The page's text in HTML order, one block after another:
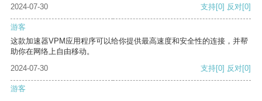
2024-07-30 支持[0] 反对[0]
游客
这款加速器VPM应用程序可以给你提供最高速度和安全性的连接，并帮
助你在网络上自由移动。
2024-07-30
支持[0] 反对[0]
游客